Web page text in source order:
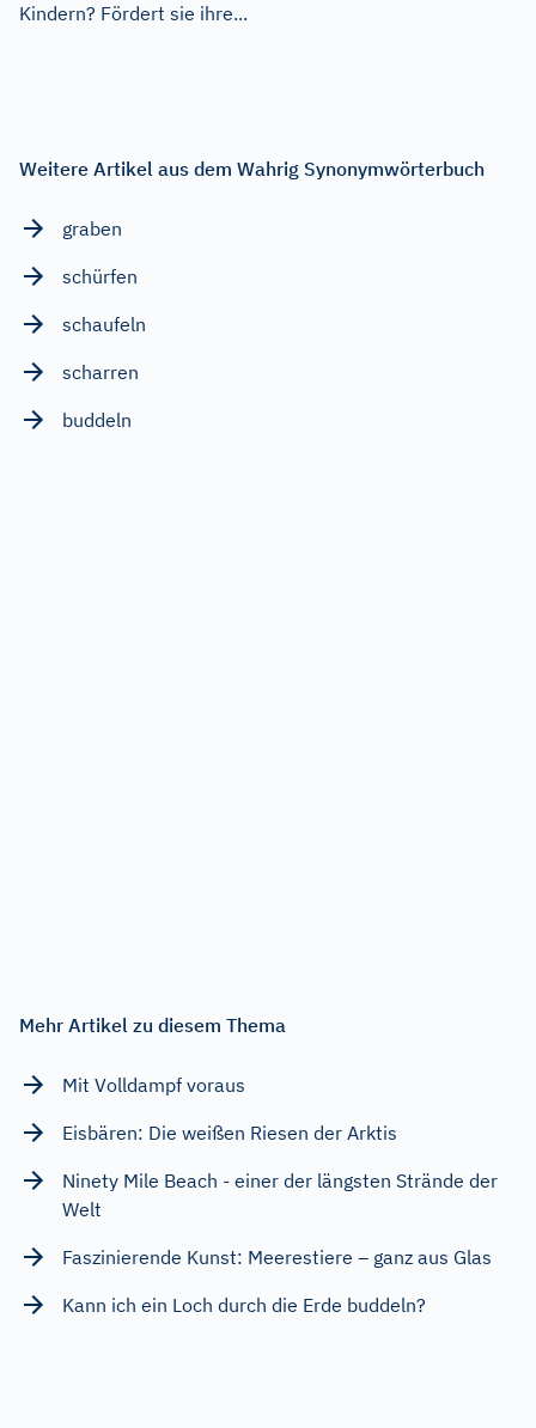
Kindern? Fördert sie ihre...
Weitere Artikel aus dem Wahrig Synonymwörterbuch
graben
schürfen
schaufeln
scharren
buddeln
Mehr Artikel zu diesem Thema
Mit Volldampf voraus
Eisbären: Die weißen Riesen der Arktis
Ninety Mile Beach - einer der längsten Strände der
Welt
Faszinierende Kunst: Meerestiere – ganz aus Glas
Kann ich ein Loch durch die Erde buddeln?